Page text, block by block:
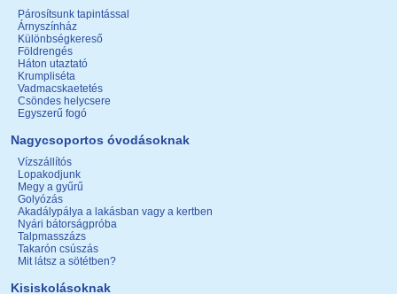
Párosítsunk tapintással
Árnyszínház
Különbségkereső
Földrengés
Háton utaztató
Krumpliséta
Vadmacskaetetés
Csöndes helycsere
Egyszerű fogó
Nagycsoportos óvodásoknak
Vízszállítós
Lopakodjunk
Megy a gyűrű
Golyózás
Akadálypálya a lakásban vagy a kertben
Nyári bátorságpróba
Talpmasszázs
Takarón csúszás
Mit látsz a sötétben?
Kisiskolásoknak